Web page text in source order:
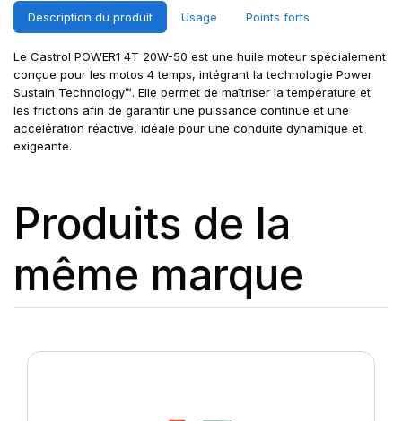
Description du produit Usage Points forts
Le Castrol POWER1 4T 20W-50 est une huile moteur spécialement
conçue pour les motos 4 temps, intégrant la technologie Power
Sustain Technology™. Elle permet de maîtriser la température et
les frictions afin de garantir une puissance continue et une
accélération réactive, idéale pour une conduite dynamique et
exigeante.
Produits de la
même marque